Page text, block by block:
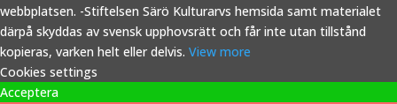
webbplatsen. -Stiftelsen Särö Kulturarvs hemsida samt materialet
därpå skyddas av svensk upphovsrätt och får inte utan tillstånd
kopieras, varken helt eller delvis. View more
Cookies settings
Acceptera